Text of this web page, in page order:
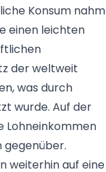
Konsum nahm
einen leichten
der weltweit
was durch
wurde. Auf der
Lohneinkommen
gegenüber.
weiterhin auf eine